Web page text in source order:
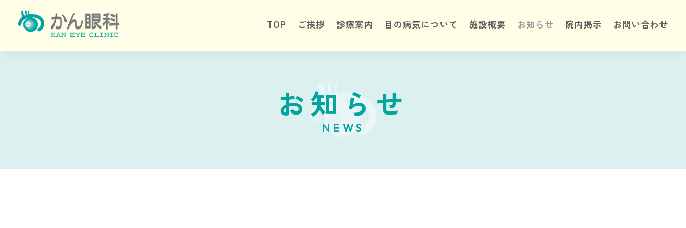
TOP ご挨拶 診療案内 目の病気について 施設概要 お知らせ 院内掲示 お問い合わせ
お知らせ
NEWS